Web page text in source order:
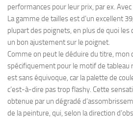
performances pour leur prix, par ex.
La gamme de tailles est d’un excellent
plupart des poignets, en plus de quoi
un bon ajustement sur le poignet.
Comme on peut le déduire du titre,
spécifiquement pour le motif de tableau
est sans équivoque, car la palette de
c’est-à-dire pas trop flashy. Cette
obtenue par un dégradé
de la peinture, qui, selon la direction